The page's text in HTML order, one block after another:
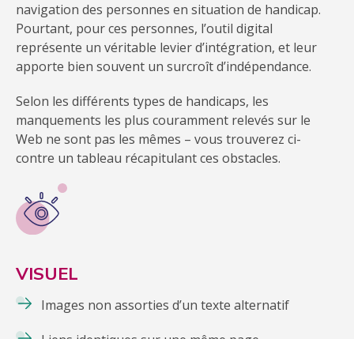
navigation des personnes en situation de handicap.
Pourtant, pour ces personnes, l’outil digital
représente un véritable levier d’intégration, et leur
apporte bien souvent un surcroît d’indépendance.
Selon les différents types de handicaps, les
manquements les plus couramment relevés sur le
Web ne sont pas les mêmes – vous trouverez ci-
contre un tableau récapitulant ces obstacles.
VISUEL
Images non assorties d’un texte alternatif